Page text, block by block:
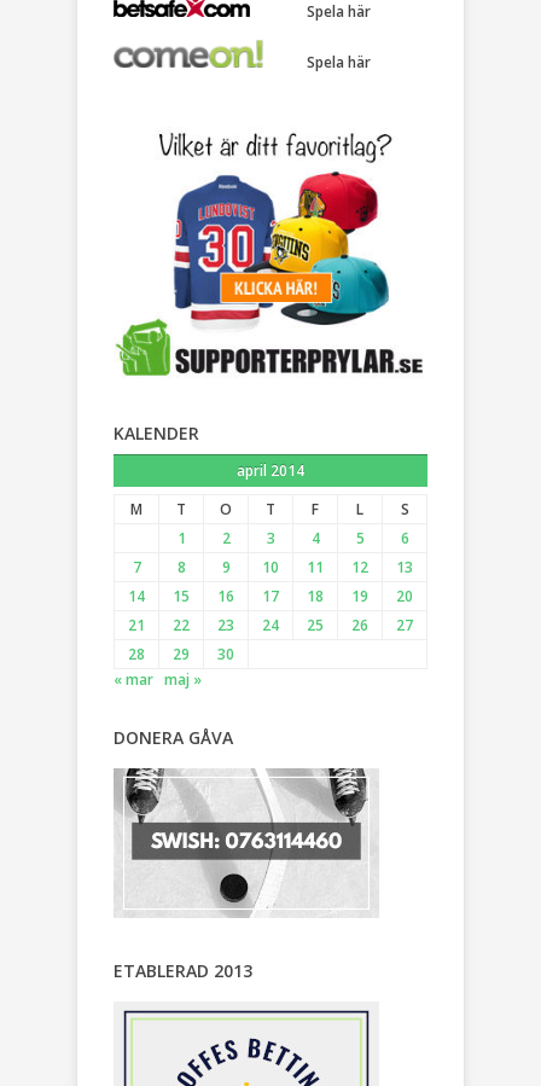
Spela här
Spela här
KALENDER
april 2014
M
T O T F L
S
1
2 3 4 5
6
7
8 9 10 11 12
13
14
15 16 17 18 19
20
21
22 23 24 25 26
27
28
29
30
« mar maj »
DONERA GÅVA
ETABLERAD 2013